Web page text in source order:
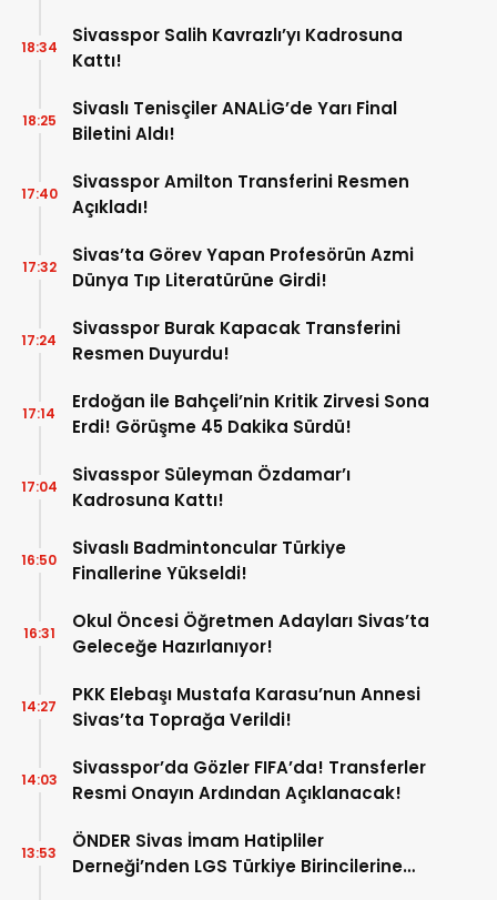
Sivasspor Salih Kavrazlı’yı Kadrosuna
Kattı!
18:34
Sivaslı Tenisçiler ANALİG’de Yarı Final
Biletini Aldı!
18:25
Sivasspor Amilton Transferini Resmen
Açıkladı!
17:40
Sivas’ta Görev Yapan Profesörün Azmi
Dünya Tıp Literatürüne Girdi!
17:32
Sivasspor Burak Kapacak Transferini
Resmen Duyurdu!
17:24
Erdoğan ile Bahçeli’nin Kritik Zirvesi Sona
Erdi! Görüşme 45 Dakika Sürdü!
17:14
Sivasspor Süleyman Özdamar’ı
Kadrosuna Kattı!
17:04
Sivaslı Badmintoncular Türkiye
Finallerine Yükseldi!
16:50
Okul Öncesi Öğretmen Adayları Sivas’ta
Geleceğe Hazırlanıyor!
16:31
PKK Elebaşı Mustafa Karasu’nun Annesi
Sivas’ta Toprağa Verildi!
14:27
Sivasspor’da Gözler FIFA’da! Transferler
Resmi Onayın Ardından Açıklanacak!
14:03
ÖNDER Sivas İmam Hatipliler
Derneği’nden LGS Türkiye Birincilerine
13:53